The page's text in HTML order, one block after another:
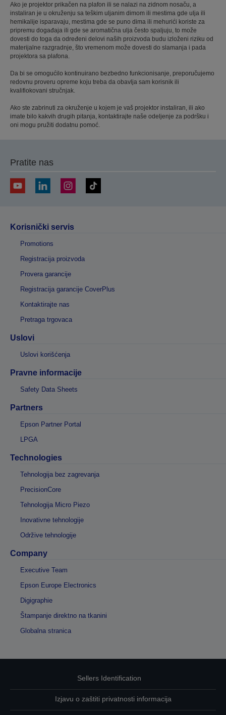
Ako je projektor prikačen na plafon ili se nalazi na zidnom nosaču, a
instaliran je u okruženju sa teškim uljanim dimom ili mestima gde ulja ili
hemikalije isparavaju, mestima gde se puno dima ili mehurići koriste za
pripremu događaja ili gde se aromatična ulja često spaljuju, to može
dovesti do toga da određeni delovi naših proizvoda budu izloženi riziku od
materijalne razgradnje, što vremenom može dovesti do slamanja i pada
projektora sa plafona.
Da bi se omogućilo kontinuirano bezbedno funkcionisanje, preporučujemo
redovnu proveru opreme koju treba da obavlja sam korisnik ili
kvalifiokovani stručnjak.
Ako ste zabrinuti za okruženje u kojem je vaš projektor instaliran, ili ako
imate bilo kakvih drugih pitanja, kontaktirajte naše odeljenje za podršku i
oni mogu pružiti dodatnu pomoć.
Pratite nas
Korisnički servis
Promotions
Registracija proizvoda
Provera garancije
Registracija garancije CoverPlus
Kontaktirajte nas
Pretraga trgovaca
Uslovi
Uslovi korišćenja
Pravne informacije
Safety Data Sheets
Partners
Epson Partner Portal
LPGA
Technologies
Tehnologija bez zagrevanja
PrecisionCore
Tehnologija Micro Piezo
Inovativne tehnologije
Održive tehnologije
Company
Executive Team
Epson Europe Electronics
Digigraphie
Štampanje direktno na tkanini
Globalna stranica
Sellers Identification
Izjavu o zaštiti privatnosti informacija